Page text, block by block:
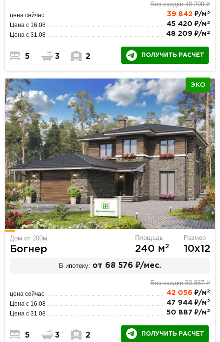
Без скидки 48 209 ₽
цена сейчас 39 842 ₽/м 2
Цена с 16.08 45 420 ₽/м 2
Цена с 31.08 48 209 ₽/м 2
5 3 2 ПОЛУЧИТЬ РАСЧЕТ
ЭКО
Дом от 200м
Богнер
Площадь
240 м2
Размер
10х12
В ипотеку: от 68 576 ₽/мес.
Без скидки 50 887 ₽
цена сейчас 42 056 ₽/м 2
Цена с 16.08 47 944 ₽/м 2
Цена с 31.08 50 887 ₽/м 2
5 3 2 ПОЛУЧИТЬ РАСЧЕТ